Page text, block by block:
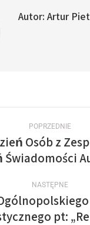
Autor: Artur
POPRZEDNIE
Osób z
Świadomości
NASTĘPNE
pt: